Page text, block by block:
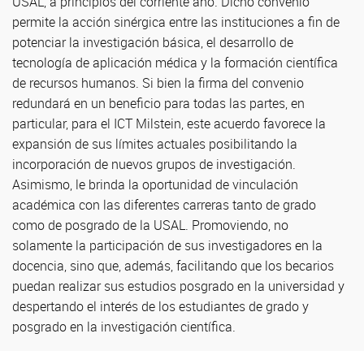
permite la acción sinérgica entre las instituciones a fin de
potenciar la investigación básica, el desarrollo de
tecnología de aplicación médica y la formación científica
de recursos humanos. Si bien la firma del convenio
redundará en un beneficio para todas las partes, en
particular, para el ICT Milstein, este acuerdo favorece la
expansión de sus límites actuales posibilitando la
incorporación de nuevos grupos de investigación.
Asimismo, le brinda la oportunidad de vinculación
académica con las diferentes carreras tanto de grado
como de posgrado de la USAL. Promoviendo, no
solamente la participación de sus investigadores en la
docencia, sino que, además, facilitando que los becarios
puedan realizar sus estudios posgrado en la universidad y
despertando el interés de los estudiantes de grado y
posgrado en la investigación científica.